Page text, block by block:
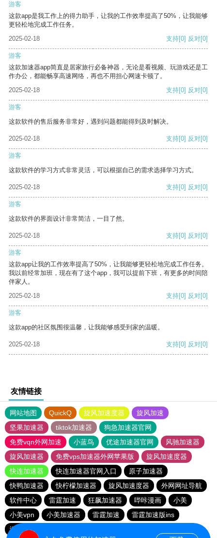
游客
这款app是我工作上的得力助手，让我的工作效率提高了50%，让我能够
更轻松地完成工作任务。
2025-02-18
支持[0] 反对[0]
游客
这款加速器app简直是居家旅行必备神器，无论是看视频、玩游戏还是工
作办公，都能畅享高速网络，再也不用担心网速卡顿了。
2025-02-18
支持[0] 反对[0]
游客
这款软件的售后服务非常好，遇到问题都能得到及时解决。
2025-02-18 支持[0] 反对[0]
游客
这款软件的学习方式非常灵活，可以根据自己的需求选择学习方式。
2025-02-18 支持[0] 反对[0]
游客
这款软件的界面设计非常简洁，一目了然。
2025-02-18 支持[0] 反对[0]
游客
这款app让我的工作效率提高了50%，让我能够更轻松地完成工作任务。
我以前经常加班，现在有了这个app，我可以提前下班，有更多的时间陪
伴家人。
2025-02-18
支持[0] 反对[0]
游客
这款app的社区氛围很温馨，让我能够感受到家的温暖。
2025-02-18 支持[0] 反对[0]
友情链接
网站地图 QuickQ 旋风加速度器
旋风加速
坚果加速器
tiktok加速器
狗急加速器官网
免费vqn外网加速
小蓝鸟 优途加速器官网
风驰加速器
旋风加速器
免费vps加速器外网苹果版
旋风加速度器
快连加速器
快连加速器官网入口
原子加速器
快鸭加速器
快柠檬加速器 旋风加速度器
外网网址导航
软件中心
雷霆加速 狂飙加速器 哔咔漫画
小美
小美vpn
小美加速器 雷霆加速
雷霆加速版ins
海鸥加速度